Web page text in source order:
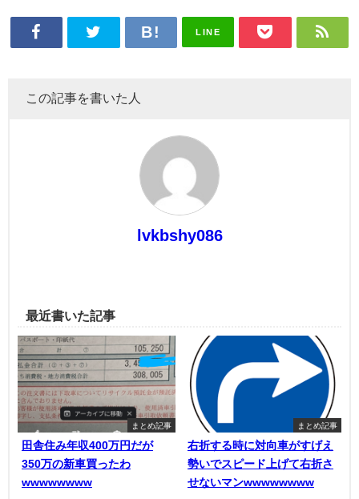
LINE
この記事を書いた人
lvkbshy086
最近書いた記事
まとめ記事
田舎住み年収400万円だが
350万の新車買ったわ
wwwwwwww
まとめ記事
右折する時に対向車がすげえ
勢いでスピード上げて右折さ
せないマンwwwwwwww